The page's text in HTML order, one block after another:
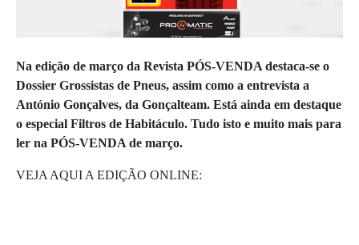
Na edição de março da Revista PÓS-VENDA destaca-se o
Dossier Grossistas de Pneus, assim como a entrevista a
António Gonçalves, da Gonçalteam. Está ainda em destaque
o especial Filtros de Habitáculo. Tudo isto e muito mais para
ler na PÓS-VENDA de março.
VEJA AQUI A EDIÇÃO ONLINE: